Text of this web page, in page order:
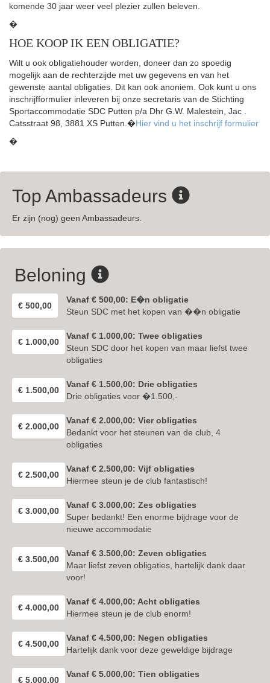
komende 30 jaar weer veel plezier zullen beleven.
�
HOE KOOP IK EEN OBLIGATIE?
Wilt u ook obligatiehouder worden, doneer dan zo spoedig
mogelijk aan de rechterzijde met uw gegevens en van het
gewenste aantal obligaties. Dit kan ook anoniem. Ook kunt u ons
inschrijfformulier inleveren bij onze secretaris van de Stichting
Sportaccommodatie SDC Putten p/a Dhr G.W. Malestein, Jac .
Catsstraat 98, 3881 XS Putten.�Hier vind u het inschrijf formulier
�
Top Ambassadeurs
Er zijn (nog) geen Ambassadeurs.
Beloning
€ 500,00
Vanaf € 500,00: E�n obligatie
Steun SDC met het kopen van ��n obligatie
€ 1.000,00
Vanaf € 1.000,00: Twee obligaties
Steun SDC door het kopen van maar liefst twee
obligaties
€ 1.500,00
Vanaf € 1.500,00: Drie obligaties
Drie obligaties voor �1.500,-
€ 2.000,00
Vanaf € 2.000,00: Vier obligaties
Bedankt voor het steunen van de club, 4
obligaties
€ 2.500,00
Vanaf € 2.500,00: Vijf obligaties
Hiermee steun je de club fantastisch!
€ 3.000,00
Vanaf € 3.000,00: Zes obligaties
Super bedankt! Een enorme bijdrage voor de
nieuwe accommodatie
€ 3.500,00
Vanaf € 3.500,00: Zeven obligaties
Maar liefst zeven obligaties, hartelijk dank daar
voor!
€ 4.000,00
Vanaf € 4.000,00: Acht obligaties
Hiermee steun je de club enorm!
€ 4.500,00
Vanaf € 4.500,00: Negen obligaties
Hartelijk dank voor deze geweldige bijdrage
€ 5.000,00
Vanaf € 5.000,00: Tien obligaties